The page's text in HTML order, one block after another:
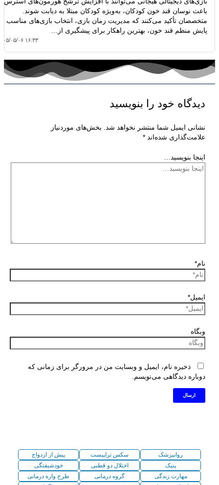
باعث نوسان قند خون کودکان، به‌ویژه کودکان مبتلا به دیابت شوند.
متخصصان تأکید می‌کنند که مدیریت زمان بازی، انتخاب بازی‌های مناسب و
پایش منظم قند خون، بهترین راهکار برای پیشگیری از…
۱۴۰۵/۰۵/۰۶
دیدگاه‌ خود را بنویسید
نشانی ایمیل شما منتشر نخواهد شد. بخش‌های موردنیاز
علامت‌گذاری شده‌اند *
اینجا بنویسید…
نام*
ایمیل*
وبگاه
ذخیره نام، ایمیل و وبسایت من در مرورگر برای زمانی که
دوباره دیدگاهی می‌نویسم.
روانپزشک سکس تراپیست
پیش از ازدواج
پنیک
اختلال دو قطبی
خودشیفتگی
مهارت زندگی
گروه درمانی
طرح واره درمانی